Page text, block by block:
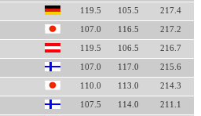
119.5 105.5 217.4
107.0 116.5 217.2
119.5 106.5 216.7
107.0 117.0 215.6
110.0 113.0 214.3
107.5 114.0 211.1